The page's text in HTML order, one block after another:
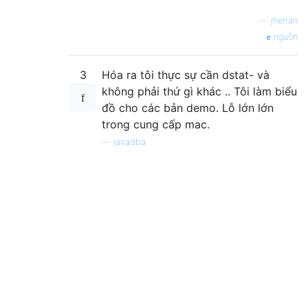
jherran
nguồn
3
Hóa ra tôi thực sự cần dstat- và
không phải thứ gì khác .. Tôi làm biểu
đồ cho các bản demo. Lỗ lớn lớn
trong cung cấp mac.
javadba